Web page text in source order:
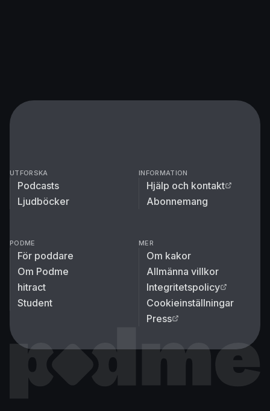
UTFORSKA
Podcasts
Ljudböcker
INFORMATION
Hjälp och kontakt
Abonnemang
PODME
För poddare
Om Podme
hitract
Student
MER
Om kakor
Allmänna villkor
Integritetspolicy
Cookieinställningar
Press